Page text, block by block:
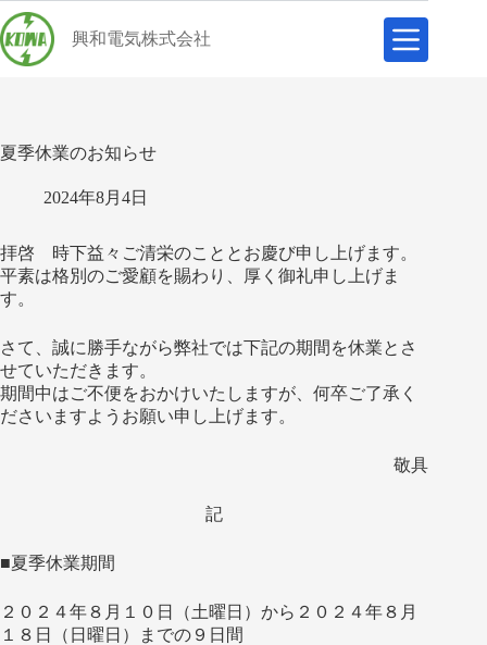
ン
テ
ス
興和電気株式会社
夏季休業のお知らせ
2024年8月4日
拝啓 時下益々ご清栄のこととお慶び申し上げます。
平素は格別のご愛顧を賜わり、厚く御礼申し上げま
す。
さて、 誠に勝手ながら弊社では下記の期間を休業とさ
せていただきます。
期間中はご不便をおかけいたしますが、 何卒ご了承く
ださいますようお願い申し上げます。
敬具
記
■夏季休業期間
２０２４年８月１０日（土曜日）から２０２４年８月
１８日（日曜 日）までの９日間